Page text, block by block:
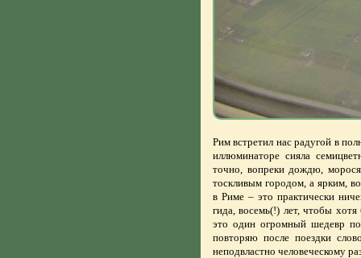
Рим встретил нас радугой в
иллюминаторе сияла
точно, вопреки дождю,
тоскливым городом, а ярким,
в Риме – это практически
гида, восемь(!) лет, чтобы
это один огромный шедевр
повторяю после поездки
неподвластно человеческому